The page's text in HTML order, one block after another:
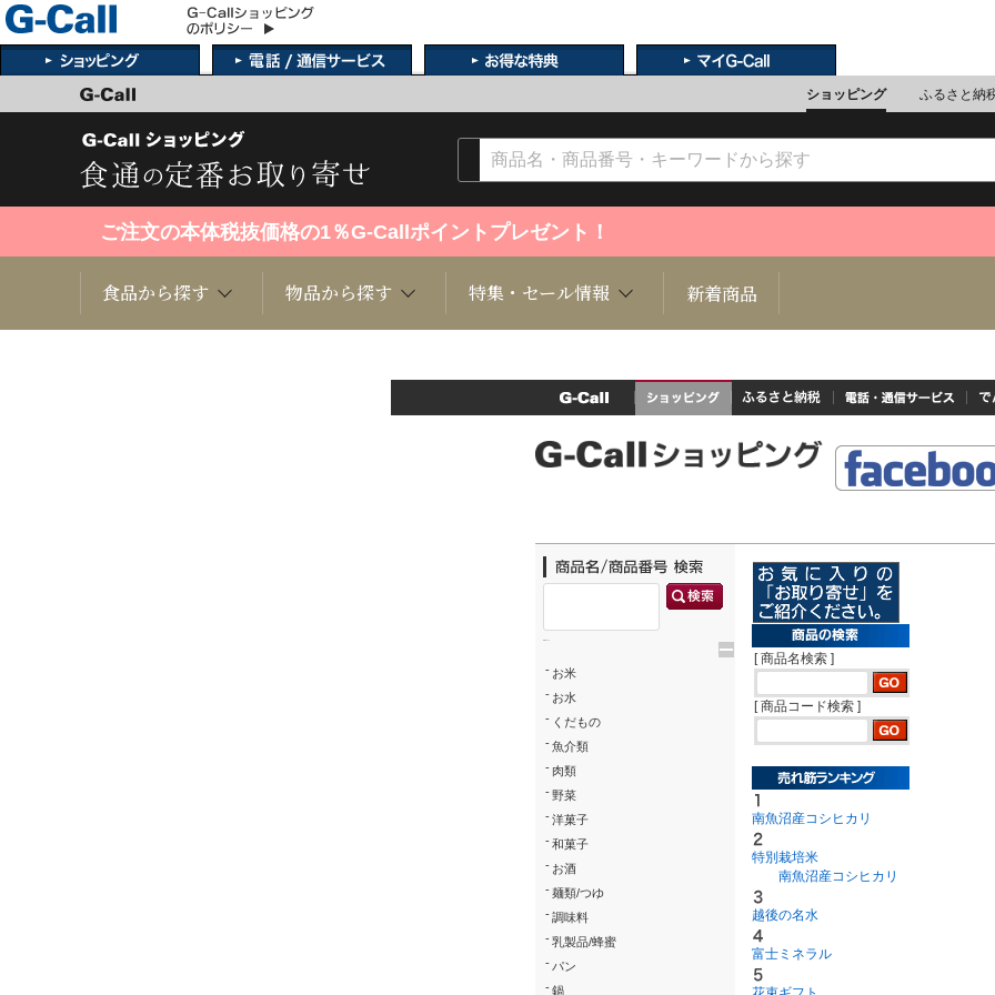
ショッピング ふるさと納
ご注文の本体税抜価格の1％G-Callポイントプレゼント！
食品から探す 食品から探す
ギフト
物品から探す 物品から探す
特集・セール情報 特集・セール情報
新着商品
trigger
- お米
- お水
- くだもの
-魚介類
- 肉類
-野菜
-洋菓子
-和菓子
- お酒
-麺類/つゆ
-調味料
-乳製品/蜂蜜
- パン
-鍋
[ 商品名検索 ]
[ 商品コード検索 ]
南魚沼産コシヒカリ
特別栽培米
南魚沼産コシヒカリ
越後の名水
富士ミネラル